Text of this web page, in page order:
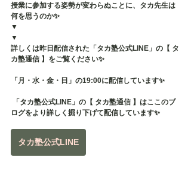
授業に参加する姿勢が変わらぬことに、タカ先生は
何を思うのか✨
▼
▼
詳しくは昨日配信された「タカ塾公式LINE」の【 タ
カ塾通信 】をご覧ください✨
「月・水・金・日」の19:00に配信しています✨
「タカ塾公式LINE」の【 タカ塾通信 】はここのブ
ログをより詳しく掘り下げて配信しています✨
タカ塾公式LINE